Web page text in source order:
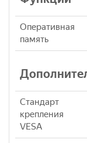
Оперативная
память
Стандарт
крепления
VESA